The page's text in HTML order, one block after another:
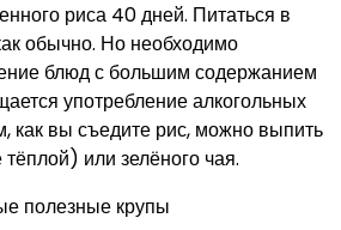
риса 40 дней. Питаться в
обычно. Но необходимо
блюд с большим содержанием
употребление алкогольных
как вы съедите рис, можно выпить
или зелёного чая.
полезные крупы